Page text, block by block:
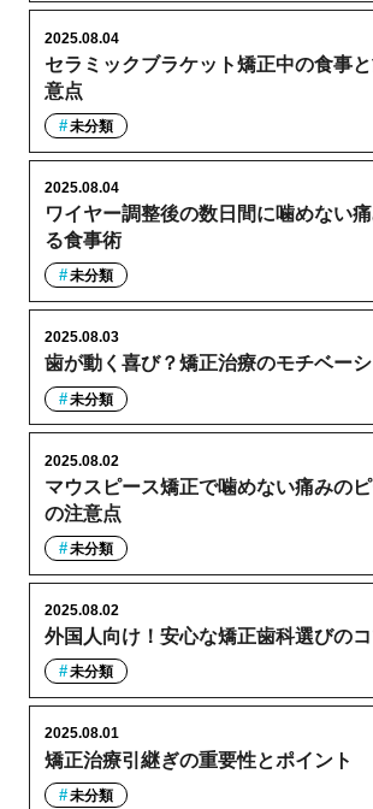
セラミックブラケット矯正中の食事
意点
2025.08.04
未分類
ワイヤー調整後の数日間に噛めない
る食事術
2025.08.04
未分類
歯が動く喜び？矯正治療のモチベー
2025.08.03
未分類
マウスピース矯正で噛めない痛みの
の注意点
2025.08.02
未分類
外国人向け！安心な矯正歯科選びの
2025.08.02
未分類
矯正治療引継ぎの重要性とポイント
2025.08.01
未分類